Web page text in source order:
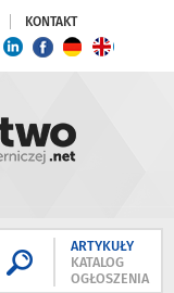
KONTAKT
ARTYKUŁY
KATALOG
OGŁOSZENIA